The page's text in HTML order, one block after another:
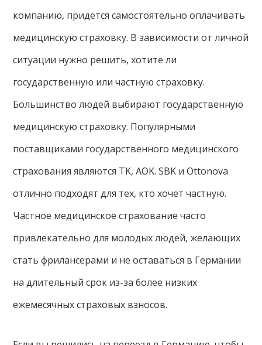
компанию, придется самостоятельно оплачивать
медицинскую страховку. В зависимости от личной
ситуации нужно решить, хотите ли
государственную или частную страховку.
Большинство людей выбирают государственную
медицинскую страховку. Популярными
поставщиками государственного медицинского
страхования являются TK, AOK. SBK и Ottonova
отлично подходят для тех, кто хочет частную.
Частное медицинское страхование часто
привлекательно для молодых людей, желающих
стать фрилансерами и не оставаться в Германии
на длительный срок из-за более низких
ежемесячных страховых взносов.